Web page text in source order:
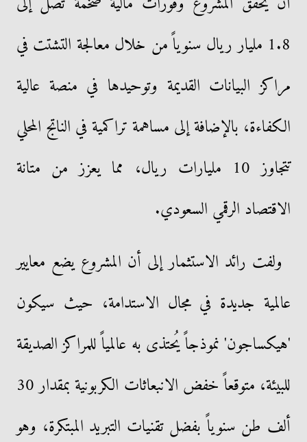
1.8 مليار ريال سنوياً من خلال معالجة التشتت في
مراكز البيانات القديمة وتوحيدها في منصة عالية
الكفاءة، بالإضافة إلى مساهمة تراكمية في الناتج المحلي
تتجاوز 10 مليارات ريال، مما يعزز من متانة
الاقتصاد الرقمي السعودي.
ولفت رائد الاستثمار إلى أن المشروع يضع معايير
عالمية جديدة في مجال الاستدامة، حيث سيكون
'هيكساجون' نموذجاً يُحتذى به عالمياً للمراكز الصديقة
للبيئة، متوقعاً خفض الانبعاثات الكربونية بمقدار 30
ألف طن سنوياً بفضل تقنيات التبريد المبتكرة، وهو